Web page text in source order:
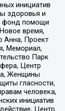
инициатив
здоровья и
фонд помощи
время,
Анна, Проект
Мемориал,
Парк
Центр
Женщины
гласности,
человека,
инициатив
Центр